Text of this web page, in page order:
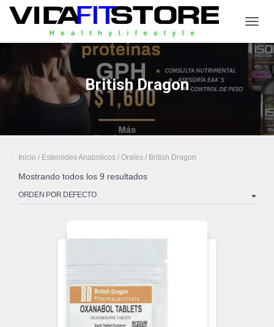
British Dragon
Inicio / Esteroides Anabolicos / Orales / British Dragon
Mostrando todos los 9 resultados